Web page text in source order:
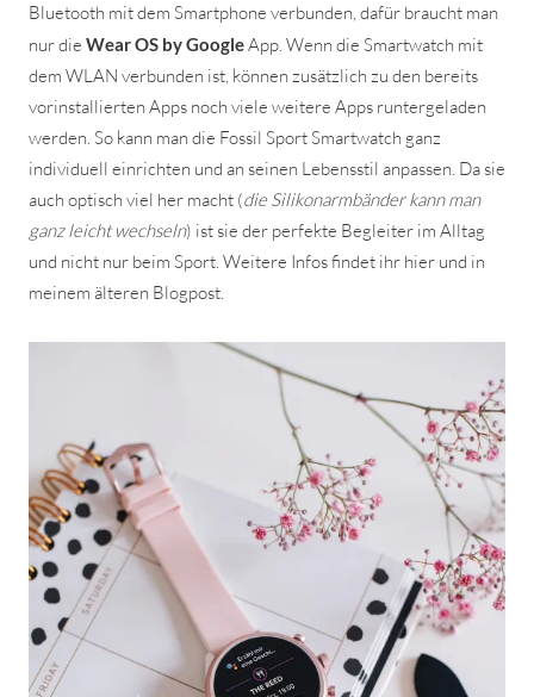
Bluetooth mit dem Smartphone verbunden, dafür braucht man
nur die Wear OS by GoogleApp. Wenn die Smartwatch mit
dem WLAN verbunden ist, können zusätzlich zu den bereits
vorinstallierten Apps noch viele weitere Apps runtergeladen
werden. So kann man die Fossil Sport Smartwatch ganz
individuell einrichten und an seinen Lebensstil anpassen. Da sie
auch optisch viel her macht (die Silikonarmbänder kann man
ganz leicht wechseln) ist sie der perfekte Begleiter im Alltag
und nicht nur beim Sport. Weitere Infos findet ihr hier und in
meinem älteren Blogpost.